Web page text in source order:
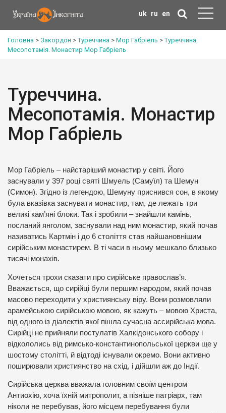
uk ru en
Головна > Закордон >Туреччина > Мор Габріель >Туреччина.
Месопотамія. Монастир Мор Габріель
Туреччина.
Месопотамія. Монастир
Мор Габріель
Мор Габріель – найстаріший монастир у світі. Його
заснували у 397 році святі Шмуель (Самуїл) та Шемун
(Симон). Згідно із легендою, Шемуну приснився сон, в якому
була вказівка заснувати монастир, там, де лежать три
великі кам’яні блоки. Так і зробили – знайшли камінь,
посланий янголом, заснували над ним монастир, який почав
називатись Картмін і до 6 століття став найшановнішим
сирійським монастирем. В ті часи в ньому мешкало близько
тисячі монахів.
Хочеться трохи сказати про сирійське православ’я.
Вважається, що сирійці були першим народом, який почав
масово переходити у християнську віру. Вони розмовляли
арамейською сирійською мовою, як кажуть – мовою Христа,
від одного із діалектів якої пішла сучасна ассирійська мова.
Сирійці не прийняли постулатів Халкідонського собору і
відкололись від римсько-константинопольської церкви ще у
шостому столітті, й відтоді існували окремо. Вони активно
поширювали християнство на схід, і дійшли аж до Індії.
Сирійська церква вважала головним своїм центром
Антиохію, хоча їхній митрополит, а пізніше патріарх, там
ніколи не перебував, його місцем перебування були